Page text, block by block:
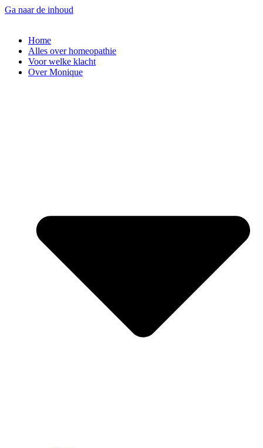
Ga naar de inhoud
Home
Alles over homeopathie
Voor welke klacht
Over Monique